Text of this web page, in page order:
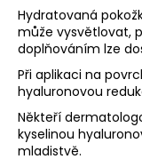
Hydratovaná
může vysvětlovat,
doplňováním lze
Při aplikaci na
hyaluronovou
Někteří
kyselinou
mladistvě.